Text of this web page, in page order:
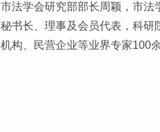
市法学会研究部部长周颖，市法
秘书长、理事及会员代表，科研
机构、民营企业等业界专家100